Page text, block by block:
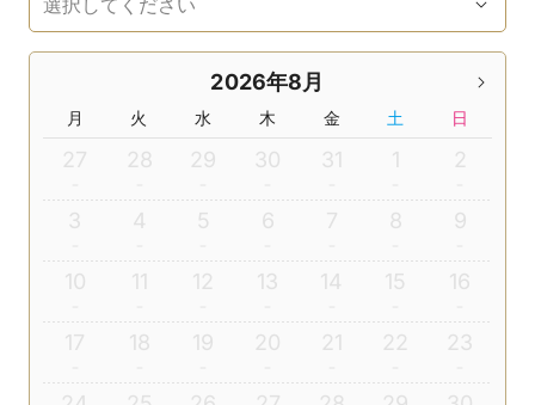
2026年8月
月 火 水 木 金 土 日
27 28 29 30 31 1 2
3 4 5 6 7 8 9
10 11 12 13 14 15 16
17 18 19 20 21 22 23